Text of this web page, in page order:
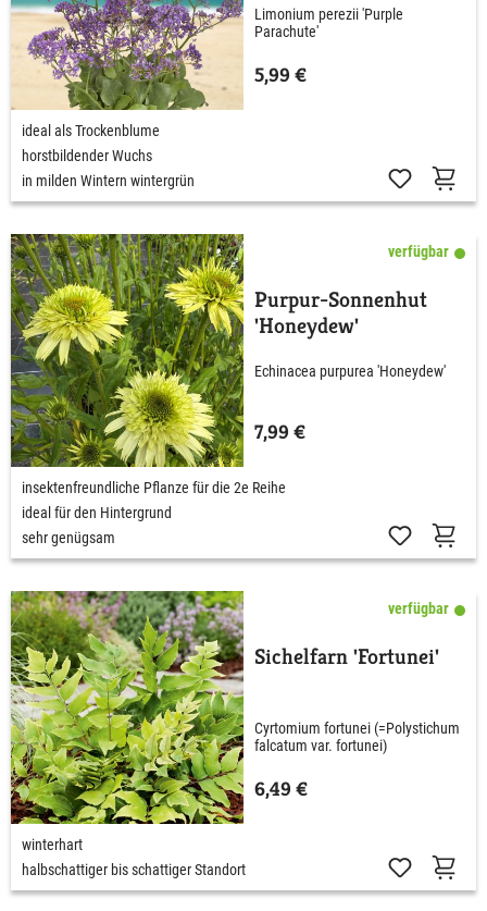
Limonium perezii 'Purple
Parachute'
5,99 €
ideal als Trockenblume
horstbildender Wuchs
in milden Wintern wintergrün
verfügbar
Purpur-Sonnenhut
'Honeydew'
Echinacea purpurea 'Honeydew'
7,99 €
insektenfreundliche Pflanze für die 2e Reihe
ideal für den Hintergrund
sehr genügsam
verfügbar
Sichelfarn 'Fortunei'
Cyrtomium fortunei (=Polystichum
falcatum var. fortunei)
6,49 €
winterhart
halbschattiger bis schattiger Standort